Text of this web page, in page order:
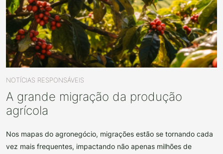
NOTÍCIAS RESPONSÁVEIS
A grande migração da produção
agrícola
Nos mapas do agronegócio, migrações estão se tornando cada
vez mais frequentes, impactando não apenas milhões de